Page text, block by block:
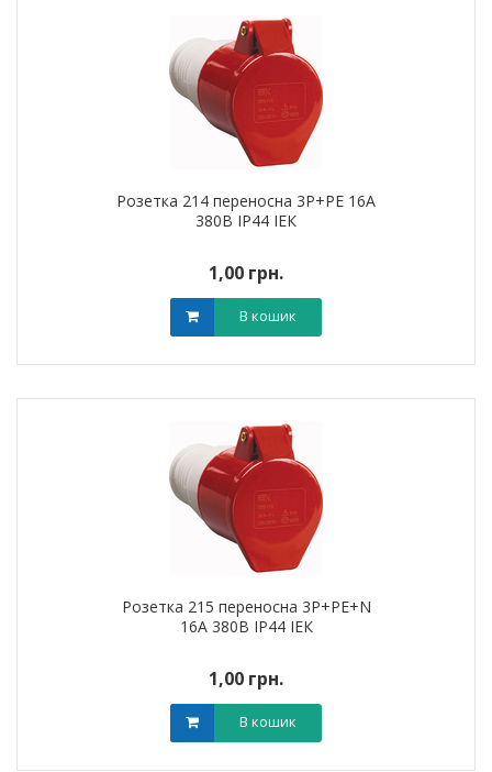
Розетка 214 переносна 3Р+РЕ 16А
380В IP44 ІЕК
1,00 грн.
В кошик
Розетка 215 переносна 3Р+РЕ+N
16А 380В IP44 ІЕК
1,00 грн.
В кошик